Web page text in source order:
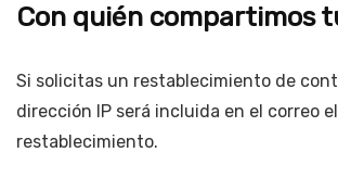
Con quién compartimos
Si solicitas un restablecimiento de
dirección IP será incluida en el correo
restablecimiento.